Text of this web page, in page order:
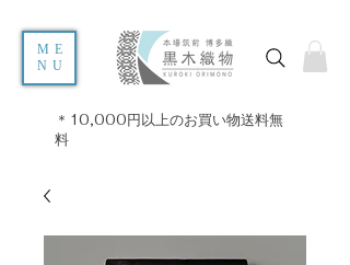
ME
NU
＊10,000円以上のお買い物送料無
料